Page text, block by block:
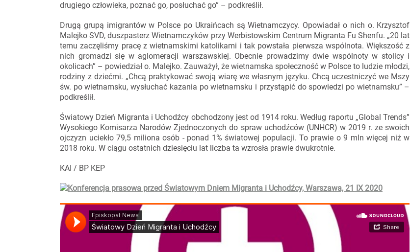
drugiego człowieka, poznać go, posłuchać go” – podkreślił.
Drugą grupą imigrantów w Polsce po Ukraińcach są Wietnamczycy. Opowiadał o nich o. Krzysztof
Malejko SVD, duszpasterz Wietnamczyków przy Werbistowskim Centrum Migranta Fu Shenfu. „20 lat
temu zaczęliśmy pracę z wietnamskimi katolikami i tak powstała pierwsza wspólnota. Większość z
nich gromadzi się w aglomeracji warszawskiej. Obecnie prowadzimy dwie wspólnoty w stolicy i
okolicach” – powiedział o. Malejko. Zauważył, że wietnamska społeczność w Polsce to ludzie młodzi,
rodziny z dziećmi. „Chcą praktykować swoją wiarę we własnym języku. Chcą uczestniczyć we Mszy
św. po wietnamsku, wysłuchać kazania po wietnamsku i przystąpić do spowiedzi po wietnamsku” –
podkreślił.
Światowy Dzień Migranta i Uchodźcy obchodzony jest od 1914 roku. Według raportu „Global Trends”
Wysokiego Komisarza Narodów Zjednoczonych do spraw uchodźców (UNHCR) w 2019 r. ze swoich
ojczyzn uciekło 79,5 miliona osób - ponad 1% światowej populacji. To prawie o 9 mln więcej niż w
2018 roku. W ciągu ostatnich dziesięciu lat liczba ta wzrosła prawie dwukrotnie.
KAI / BP KEP